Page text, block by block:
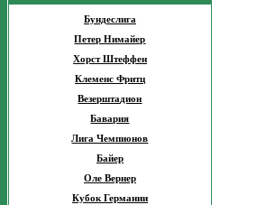
Бундеслига
Петер Нимайер
Хорст Штеффен
Клеменс Фритц
Везерштадион
Бавария
Лига Чемпионов
Байер
Оле Вернер
Кубок Германии